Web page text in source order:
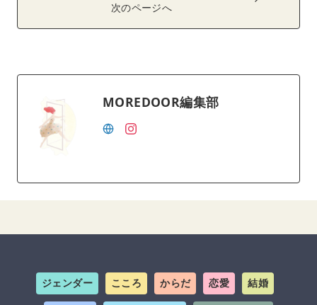
次のページへ
MOREDOOR編集部
ジェンダー こころ からだ 恋愛 結婚